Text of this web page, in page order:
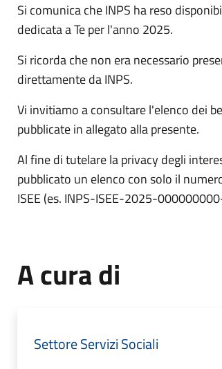
Si comunica che INPS ha reso
dedicata a Te per l'anno 2025.
Si ricorda che non era necessario
direttamente da INPS.
Vi invitiamo a consultare l'elenco dei
pubblicate in allegato alla presente.
Al fine di tutelare la privacy degli
pubblicato un elenco con solo il
ISEE (es. INPS-ISEE-2025-
A cura di
Settore Servizi Sociali